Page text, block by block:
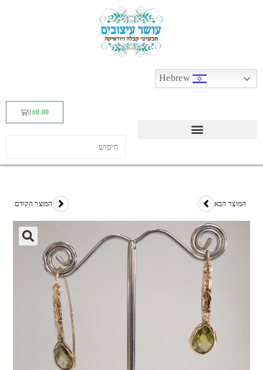
Hebrew
₪0.00
0
המוצר הקודם המוצר הבא